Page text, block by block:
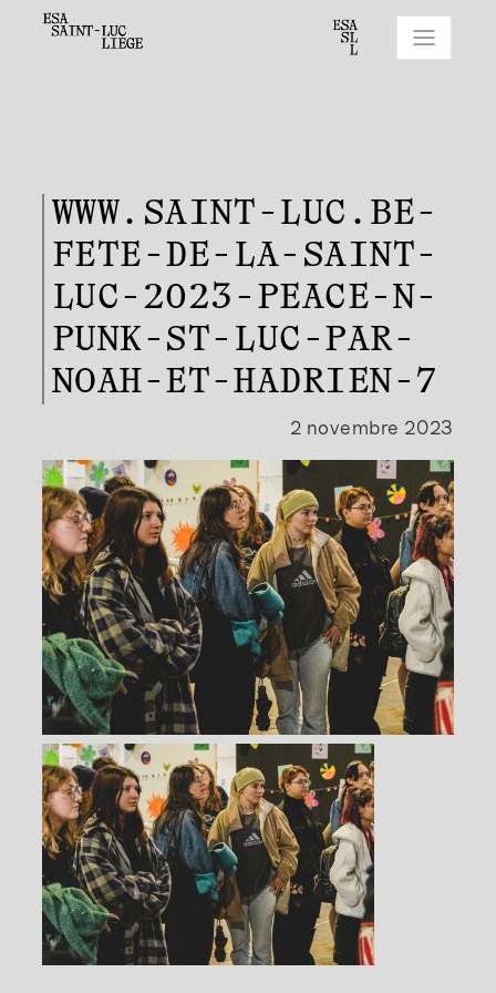
WWW.SAINT-LUC.BE-
FETE-DE-LA-SAINT-
LUC-2023-PEACE-N-
PUNK-ST-LUC-PAR-
NOAH-ET-HADRIEN-7
2 novembre 2023